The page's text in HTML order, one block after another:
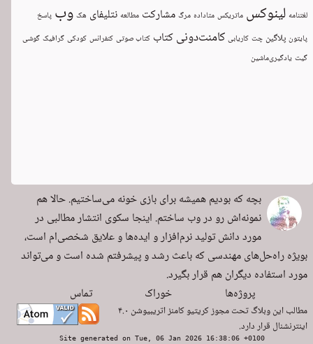
لغتنامه لینوکس ماتریکس متاداده مرگ مشارکت مطالعه نتلیفای هک وب پاسخ
پایتون پلاگین چت کاریابی کامنت‌دونیکتاب کتاب صوتی کنفرانس کودکی گرافیک گوشی
گیت یادگیری‌ماشین
بچه که بودیم همیشه برای بازی خونه می‌ساختیم. حالا هم
نمونه‌اش رو در وب ساختم. اینجا سکوی انتشار مطالبی در
مورد دانش تولید نرم‌افزار و ایده‌ها و علایق شخصی‌ام است،
بویژه راه‌حل‌های مهندسی که باعث رشد و پیشرفتم شده است و می‌تواند
مورد استفاده دیگران هم قرار بگیرد.
پروژه‌ها
خوراک تماس
مطالب این وبلاگ تحت مجوز
کریتیو کامنز اتریبیوشن ۴.۰
اینترنشنال قرار دارد.
Site generated on Tue, 06 Jan 2026 16:38:06 +0100